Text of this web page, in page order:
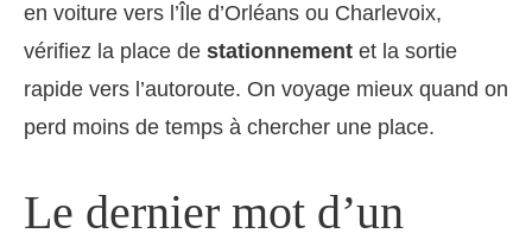
en voiture vers l’Île d’Orléans ou Charlevoix,
vérifiez la place de stationnement et la sortie
rapide vers l’autoroute. On voyage mieux quand on
perd moins de temps à chercher une place.
Le dernier mot d’un